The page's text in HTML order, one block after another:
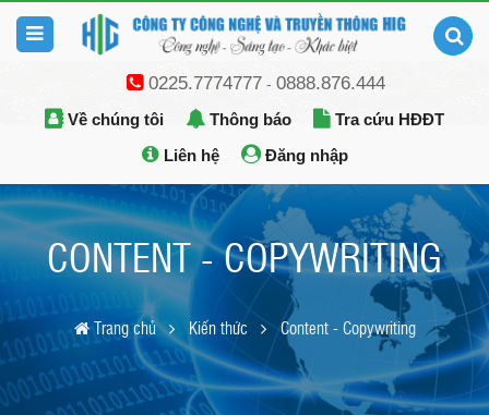
0225.7774777- 0888.876.444
Về chúng tôi Thông báo
Tra cứu HĐĐT
Liên hệ
Đăng nhập
CONTENT - COPYWRITING
Trang chủ Kiến thức Content - Copywriting